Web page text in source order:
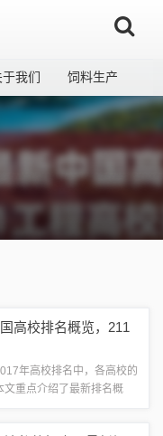
于我们 饲料生产
高校排名概览，211
年高校排名中，各高校的
文重点介绍了最新排名概